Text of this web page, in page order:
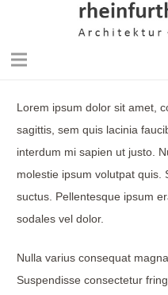
Lorem ipsum dolor sit amet,
sagittis, sem quis lacinia
interdum mi sapien ut justo.
molestie ipsum volutpat quis.
suctus. Pellentesque ipsum
sodales vel dolor.
Nulla varius consequat
Suspendisse consectetur